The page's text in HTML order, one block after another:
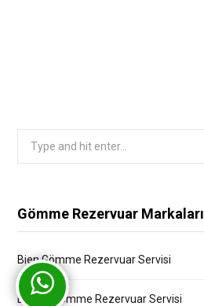
Gömme Rezervuar Markaları
Bien Gömme Rezervuar Servisi
Bocchi Gömme Rezervuar Servisi